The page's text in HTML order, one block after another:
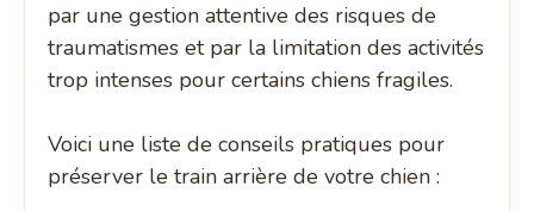
par une gestion attentive des risques de
traumatismes et par la limitation des activités
trop intenses pour certains chiens fragiles.
Voici une liste de conseils pratiques pour
préserver le train arrière de votre chien :